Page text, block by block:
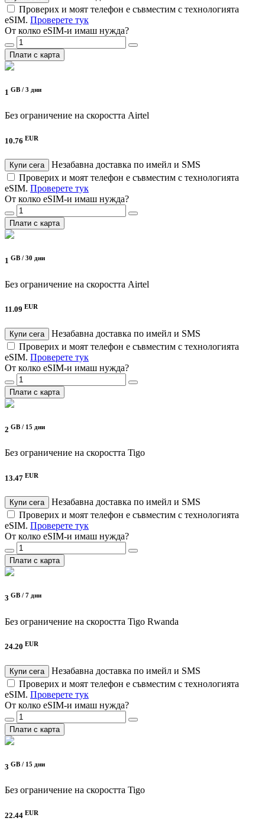
Проверих и моят телефон е съвместим с технологията
eSIM. Проверете тук
От колко eSIM-и имаш нужда?
Плати с карта
1 GB / 3 дни
Без ограничение на скоростта Airtel
10.76 EUR
Купи сега
Незабавна доставка по имейл и SMS
Проверих и моят телефон е съвместим с технологията
eSIM. Проверете тук
От колко eSIM-и имаш нужда?
Плати с карта
1 GB / 30 дни
Без ограничение на скоростта Airtel
11.09 EUR
Купи сега
Незабавна доставка по имейл и SMS
Проверих и моят телефон е съвместим с технологията
eSIM. Проверете тук
От колко eSIM-и имаш нужда?
Плати с карта
2 GB / 15 дни
Без ограничение на скоростта Tigo
13.47 EUR
Купи сега
Незабавна доставка по имейл и SMS
Проверих и моят телефон е съвместим с технологията
eSIM. Проверете тук
От колко eSIM-и имаш нужда?
Плати с карта
3 GB / 7 дни
Без ограничение на скоростта Tigo Rwanda
24.20 EUR
Купи сега
Незабавна доставка по имейл и SMS
Проверих и моят телефон е съвместим с технологията
eSIM. Проверете тук
От колко eSIM-и имаш нужда?
Плати с карта
3 GB / 15 дни
Без ограничение на скоростта Tigo
22.44 EUR